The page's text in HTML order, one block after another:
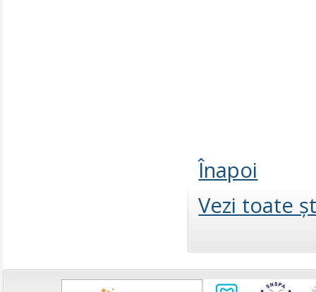
Înapoi
Vezi toate